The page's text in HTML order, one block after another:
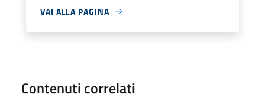
VAI ALLA PAGINA
Contenuti correlati